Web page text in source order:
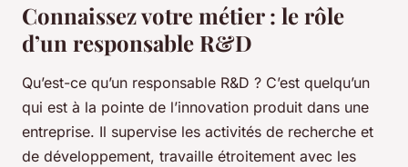
Connaissez votre métier : le rôle
d’un responsable R&D
Qu’est-ce qu’un responsable R&D ? C’est quelqu’un
qui est à la pointe de l’innovation produit dans une
entreprise. Il supervise les activités de recherche et
de développement, travaille étroitement avec les